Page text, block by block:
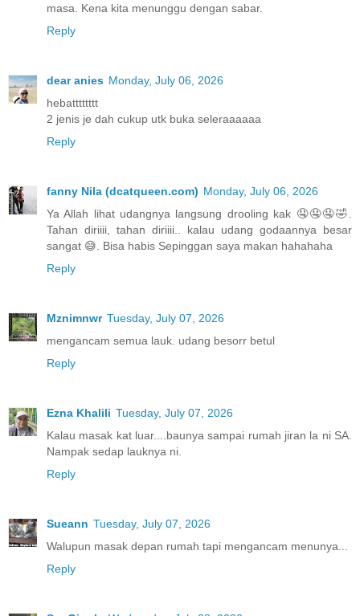
masa. Kena kita menunggu dengan sabar.
Reply
dear anies Monday, July 06, 2026
hebatttttttt
2 jenis je dah cukup utk buka seleraaaaaa
Reply
fanny Nila (dcatqueen.com) Monday, July 06, 2026
Ya Allah lihat udangnya langsung drooling kak 🤤🤤🤤🤣.
Tahan diriiii, tahan diriiii.. kalau udang godaannya besar
sangat 😅. Bisa habis Sepinggan saya makan hahahaha
Reply
Mznimnwr Tuesday, July 07, 2026
mengancam semua lauk. udang besorr betul
Reply
Ezna Khalili Tuesday, July 07, 2026
Kalau masak kat luar....baunya sampai rumah jiran la ni SA.
Nampak sedap lauknya ni.
Reply
Sueann Tuesday, July 07, 2026
Walupun masak depan rumah tapi mengancam menunya...
Reply